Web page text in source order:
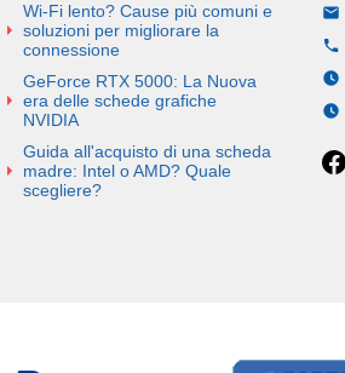
Wi-Fi lento? Cause più comuni e
soluzioni per migliorare la
connessione
GeForce RTX 5000: La Nuova
era delle schede grafiche
NVIDIA
Guida all'acquisto di una scheda
madre: Intel o AMD? Quale
scegliere?